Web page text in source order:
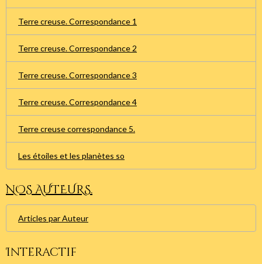
Terre creuse. Correspondance 1
Terre creuse. Correspondance 2
Terre creuse. Correspondance 3
Terre creuse. Correspondance 4
Terre creuse correspondance 5.
Les étoiles et les planètes so
NOS AUTEURS.
Articles par Auteur
Interactif